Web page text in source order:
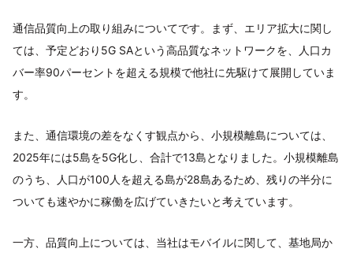
通信品質向上の取り組みについてです。まず、エリア拡大に関し
ては、予定どおり5G SAという高品質なネットワークを、人口カ
バー率90パーセントを超える規模で他社に先駆けて展開していま
す。
また、通信環境の差をなくす観点から、小規模離島については、
2025年には5島を5G化し、合計で13島となりました。小規模離島
のうち、人口が100人を超える島が28島あるため、残りの半分に
ついても速やかに稼働を広げていきたいと考えています。
一方、品質向上については、当社はモバイルに関して、基地局か